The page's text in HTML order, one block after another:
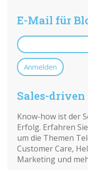
E-Mail für
Sales-driven
Know-how ist der
Erfolg. Erfahren
um die Themen
Customer Care,
Marketing und